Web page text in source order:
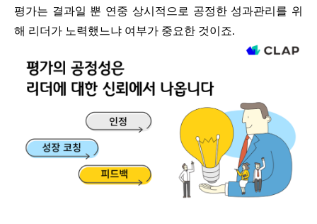
평가는 결과일 뿐 연중 상시적으로 공정한 성과관리를 위
해 리더가 노력했느냐 여부가 중요한 것이죠.